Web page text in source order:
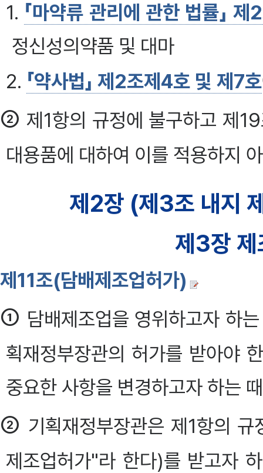
1. 「마약류 관리에 관한 법률」
정신성의약품 및 대마
2. 「약사법」 제2조제4호 및 제7호
② 제1항의 규정에 불구하고 제
대용품에 대하여 이를 적용하지
제2장 (제3조 내지
제3장 제
제11조(담배제조업허가)
① 담배제조업을 영위하고자 하
획재정부장관의 허가를 받아야
중요한 사항을 변경하고자 하는
② 기획재정부장관은 제1항의
제조업허가"라 한다)를 받고자